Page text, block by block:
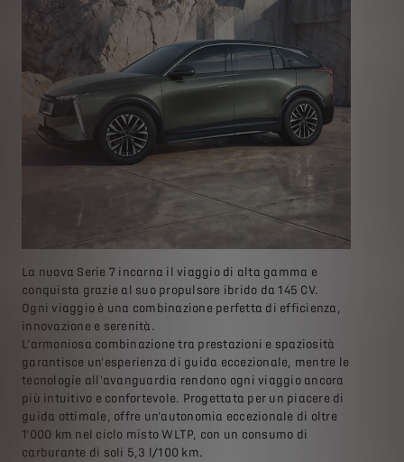
La nuova Serie 7 incarna il viaggio di alta gamma e
conquista grazie al suo propulsore ibrido da 145 CV.
Ogni viaggio è una combinazione perfetta di efficienza,
innovazione e serenità.
L'armoniosa combinazione tra prestazioni e spaziosità
garantisce un'esperienza di guida eccezionale, mentre le
tecnologie all'avanguardia rendono ogni viaggio ancora
più intuitivo e confortevole. Progettata per un piacere di
guida ottimale, offre un'autonomia eccezionale di oltre
1'000 km nel ciclo misto WLTP, con un consumo di
carburante di soli 5,3 l/100 km.